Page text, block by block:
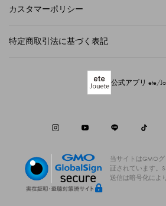
カスタマーポリシー
特定商取引法に基づく表記
公式アプリ ete/
当サイトはGMO
証されています。
送信は暗号化によ